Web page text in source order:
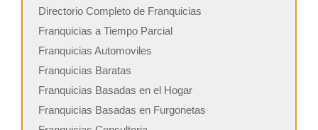
Directorio Completo de Franquicias
Franquicias a Tiempo Parcial
Franquicias Automoviles
Franquicias Baratas
Franquicias Basadas en el Hogar
Franquicias Basadas en Furgonetas